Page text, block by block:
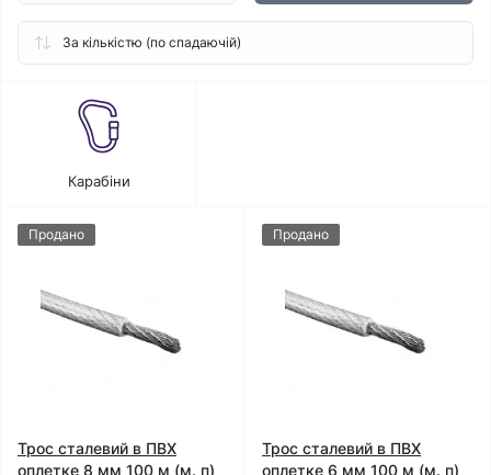
Карабіни
Продано
Трос сталевий в ПВХ
оплетке 8 мм 100 м (м. п)
Продано
Трос сталевий в ПВХ
оплетке 6 мм 100 м (м. п)